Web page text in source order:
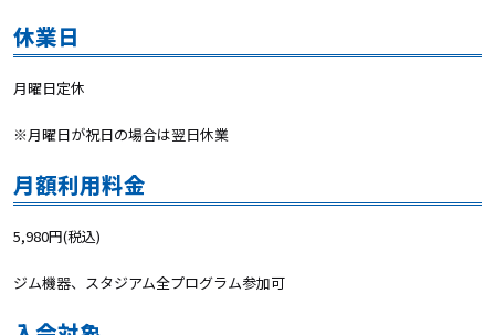
休業日
月曜日定休
※月曜日が祝日の場合は翌日休業
月額利用料金
5,980円(税込)
ジム機器、スタジアム全プログラム参加可